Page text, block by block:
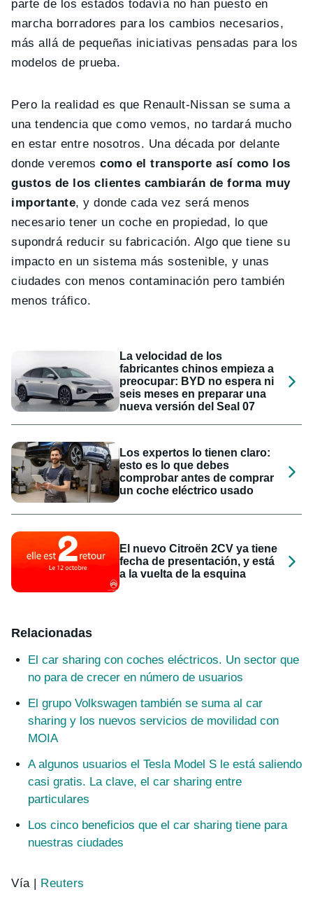
parte de los estados todavía no han puesto en
marcha borradores para los cambios necesarios,
más allá de pequeñas iniciativas pensadas para los
modelos de prueba.
Pero la realidad es que Renault-Nissan se suma a
una tendencia que como vemos, no tardará mucho
en estar entre nosotros. Una década por delante
donde veremos como el transporte así como los
gustos de los clientes cambiarán de forma muy
importante, y donde cada vez será menos
necesario tener un coche en propiedad, lo que
supondrá reducir su fabricación. Algo que tiene su
impacto en un sistema más sostenible, y unas
ciudades con menos contaminación pero también
menos tráfico.
La velocidad de los
fabricantes chinos empieza a
preocupar: BYD no espera ni
seis meses en preparar una
nueva versión del Seal 07
Los expertos lo tienen claro:
esto es lo que debes
comprobar antes de comprar
un coche eléctrico usado
El nuevo Citroën 2CV ya tiene
fecha de presentación, y está
a la vuelta de la esquina
Relacionadas
El car sharing con coches eléctricos. Un sector que
no para de crecer en número de usuarios
El grupo Volkswagen también se suma al car
sharing y los nuevos servicios de movilidad con
MOIA
A algunos usuarios el Tesla Model S le está saliendo
casi gratis. La clave, el car sharing entre
particulares
Los cinco beneficios que el car sharing tiene para
nuestras ciudades
Vía | Reuters